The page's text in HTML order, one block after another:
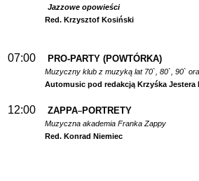
Jazzowe opowieści
Red. Krzysztof Kosiński
07:00 PRO-PARTY (POWTÓRKA)
Muzyczny klub z muzyką lat 70`, 80`, 90`
Automusic pod redakcją Krzyśka Jestera
12:00 ZAPPA–PORTRETY
Muzyczna akademia Franka Zappy
Red. Konrad Niemiec